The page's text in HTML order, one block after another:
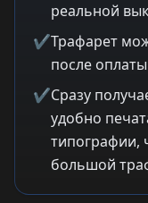
реальной
✔Трафарет
после
✔Сразу
удобно
типографии,
большой